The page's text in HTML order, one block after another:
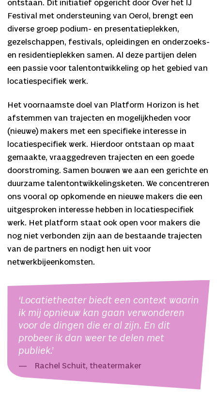
ontstaan. Dit initiatief opgericht door Over het IJ
Festival met ondersteuning van Oerol, brengt een
diverse groep podium- en presentatieplekken,
gezelschappen, festivals, opleidingen en onderzoeks-
en residentieplekken samen. Al deze partijen delen
een passie voor talentontwikkeling op het gebied van
locatiespecifiek werk.
Het voornaamste doel van Platform Horizon is het
afstemmen van trajecten en mogelijkheden voor
(nieuwe) makers met een specifieke interesse in
locatiespecifiek werk. Hierdoor ontstaan op maat
gemaakte, vraaggedreven trajecten en een goede
doorstroming. Samen bouwen we aan een gerichte en
duurzame talentontwikkelingsketen. We concentreren
ons vooral op opkomende en nieuwe makers die een
uitgesproken interesse hebben in locatiespecifiek
werk. Het platform staat ook open voor makers die
nog niet verbonden zijn aan de bestaande trajecten
van de partners en nodigt hen uit voor
netwerkbijeenkomsten.
‘Locatietheater biedt een context waarin
ik mij opnieuw kan gaan verwonderen
voor de dingen die er al zijn. En dit
probeer ik dan weer te delen met
publiek.’
Rachel Schuit, theatermaker